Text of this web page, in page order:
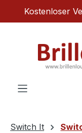
Zum Hauptinhalt
Kostenloser
Switch It